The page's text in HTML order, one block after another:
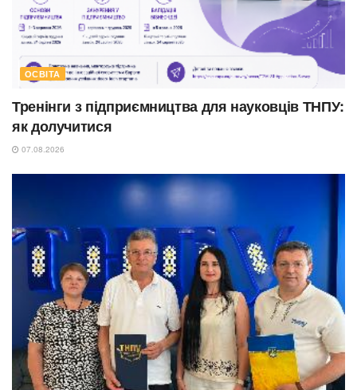
ОСВІТА
Тренінги з підприємництва для науковців ТНПУ:
як долучитися
07.08.2026